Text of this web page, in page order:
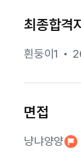
최종합격
흰둥이1
면접
냥냐양양